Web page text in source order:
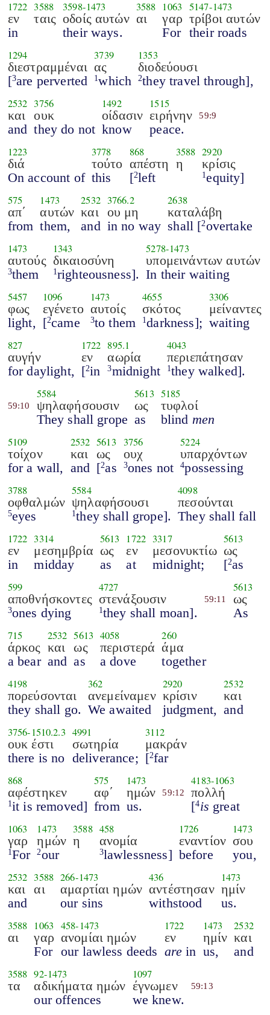
1722
εν
in
3588
ταις
3598-1473
οδοίς αυτών
their ways.
3588
αι
1063
γαρ
For
5147-1473
τρίβοι αυτών
their roads
1294
διεστραμμέναι
[3are perverted
3739
ας
1which
1353
διοδεύουσι
2they travel through],
2532
και
and
3756
ουκ
they do not
1492
οίδασιν
know
1515
ειρήνην
peace.
59:9
1223
διά
On account of
3778
τούτο
this
868
απέστη
[2left
3588
η
2920
κρίσις
1 equity]
575
απ΄
from
1473
αυτών
them,
2532
και
and
3766.2
ου μη
in no way
2638
καταλάβη
shall [2overtake
1473
αυτούς
3them
1343
δικαιοσύνη
1 righteousness].
5278-1473
υπομεινάντων αυτών
In their waiting
5457
φως
light,
1096
εγένετο
[2came
1473
αυτοίς
3to them
4655
σκότος
1 darkness];
3306
μείναντες
waiting
827
αυγήν
for daylight,
1722
εν
[2in
895.1
αωρία
3midnight
4043
περιεπάτησαν
1they walked].
59:10
5584
ψηλαφήσουσιν
They shall grope
5613
ως
as
5185
τυφλοί
blind men
5109
τοίχον
for a wall,
2532
και
and
5613
ως
[2as
3756
ουχ
3ones not
5224
υπαρχόντων
4possessing
3788
οφθαλμών
5eyes
5584
ψηλαφήσουσι
1they shall grope].
4098
πεσούνται
They shall fall
1722
εν
in
3314
μεσημβρία
midday
5613
ως
as
1722
εν
at
3317
μεσονυκτίω
midnight;
5613
ως
[2as
599
αποθνήσκοντες
3ones dying
4727
στενάξουσιν
1 they shall moan].
59:11
5613
ως
As
715
άρκος
a bear
2532
και
and
5613
ως
as
4058
περιστερά
a dove
260
άμα
together
4198
πορεύσονται
they shall go.
362
ανεμείναμεν
We awaited
2920
κρίσιν
judgment,
2532
και
and
3756-1510.2.3
ουκ έστι
there is no
4991
σωτηρία
deliverance;
3112
μακράν
[2far
868
αφέστηκεν
1 it is removed]
575
αφ΄
from
1473
ημών
us.
59:12
4183-1063
πολλή
[4is great
1063
γαρ
1 For
1473
ημών
2our
3588
η
458
ανομία
3lawlessness]
1726
εναντίον
before
1473
σου
you,
2532
και
and
3588
αι
266-1473
αμαρτίαι ημών
our sins
436
αντέστησαν
withstood
1473
ημίν
us.
3588
αι
1063
γαρ
For
458-1473
ανομίαι ημών
our lawless deeds
1722
εν
are in
1473
ημίν
us,
2532
και
and
3588
τα
92-1473
αδικήματα ημών
our offences
1097
έγνωμεν
we knew.
59:13